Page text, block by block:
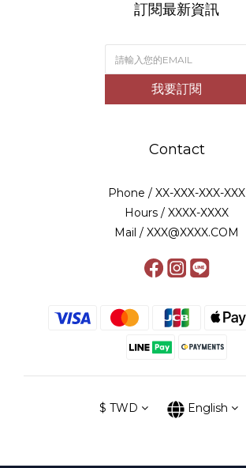
訂閱最新資訊
我要訂閱
Contact
Phone / XX-XXX-XXX-XXX
Hours / XXXX-XXXX
Mail / XXX@XXXX.COM
$ TWD English